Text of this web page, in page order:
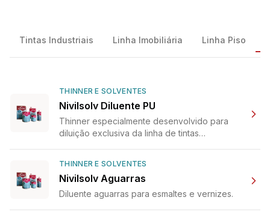
Tintas Industriais Linha Imobiliária Linha Piso
THINNER E SOLVENTES
Nivilsolv Diluente PU
Thinner especialmente desenvolvido para
diluição exclusiva da linha de tintas
THINNER E SOLVENTES
Nivilsolv Aguarras
Diluente aguarras para esmaltes e vernizes.